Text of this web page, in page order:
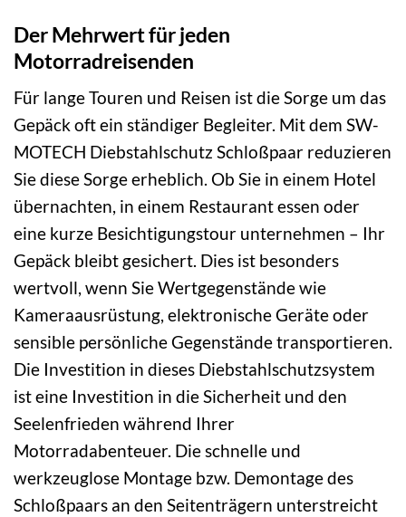
Der Mehrwert für jeden
Motorradreisenden
Für lange Touren und Reisen ist die Sorge um das
Gepäck oft ein ständiger Begleiter. Mit dem SW-
MOTECH Diebstahlschutz Schloßpaar reduzieren
Sie diese Sorge erheblich. Ob Sie in einem Hotel
übernachten, in einem Restaurant essen oder
eine kurze Besichtigungstour unternehmen – Ihr
Gepäck bleibt gesichert. Dies ist besonders
wertvoll, wenn Sie Wertgegenstände wie
Kameraausrüstung, elektronische Geräte oder
sensible persönliche Gegenstände transportieren.
Die Investition in dieses Diebstahlschutzsystem
ist eine Investition in die Sicherheit und den
Seelenfrieden während Ihrer
Motorradabenteuer. Die schnelle und
werkzeuglose Montage bzw. Demontage des
Schloßpaars an den Seitenträgern unterstreicht